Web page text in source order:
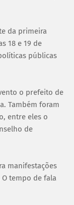
da primeira
18 e 19 de
públicas
o prefeito de
Também foram
entre eles o
de
manifestações
tempo de fala